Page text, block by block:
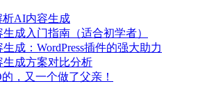
析AI内容生成
成入门指南（适合初学者）
成：WordPress插件的强大助力
生成方案对比分析
，又一个做了父亲！